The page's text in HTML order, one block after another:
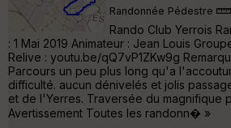
Randonnée Pédestre
Rando Club Yerrois
: 1 Mai 2019 Animateur : Jean Louis
Relive : youtu.be/qQ7vP1ZKw9g
Parcours un peu plus long qu'a
difficulté. aucun dénivelés et jolis
et de l'Yerres. Traversée du magnifique
Avertissement Toutes les randonn� »